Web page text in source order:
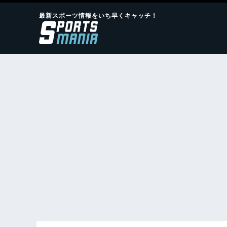
最新スポーツ情報をいち早くキャッチ！